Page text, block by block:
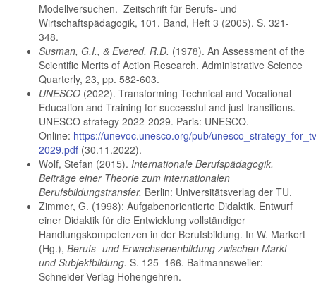
Modellversuchen. Zeitschrift für Berufs- und
Wirtschaftspädagogik, 101. Band, Heft 3 (2005). S. 321-
348.
Susman, G.I., & Evered, R.D. (1978). An Assessment of the
Scientific Merits of Action Research. Administrative Science
Quarterly, 23, pp. 582-603.
UNESCO (2022). Transforming Technical and Vocational
Education and Training for successful and just transitions.
UNESCO strategy 2022-2029. Paris: UNESCO.
Online: https://unevoc.unesco.org/pub/
2029.pdf (30.11.2022).
Wolf, Stefan (2015). Internationale Berufspädagogik.
Beiträge einer Theorie zum internationalen
Berufsbildungstransfer. Berlin: Universitätsverlag der TU.
Zimmer, G. (1998): Aufgabenorientierte Didaktik. Entwurf
einer Didaktik für die Entwicklung vollständiger
Handlungskompetenzen in der Berufsbildung. In W. Markert
(Hg.), Berufs- und Erwachsenenbildung zwischen Markt-
und Subjektbildung. S. 125–166. Baltmannsweiler:
Schneider-Verlag Hohengehren.